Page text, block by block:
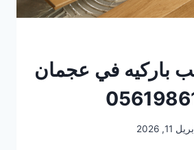
باركيه في عجمان
11, 2026